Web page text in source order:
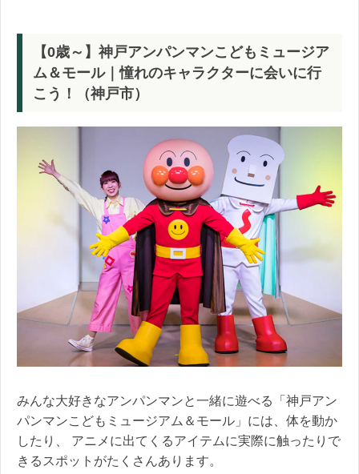
【0歳～】神戸アンパンマンこどもミュージア
ム＆モール｜憧れのキャラクターに会いに行
こう！（神戸市）
みんな大好きなアンパンマンと一緒に遊べる「神戸アン
パンマンこどもミュージアム＆モール」には、体を動か
したり、 アニメに出てくるアイテムに実際に触ったりで
きるスポットがたくさんあります。